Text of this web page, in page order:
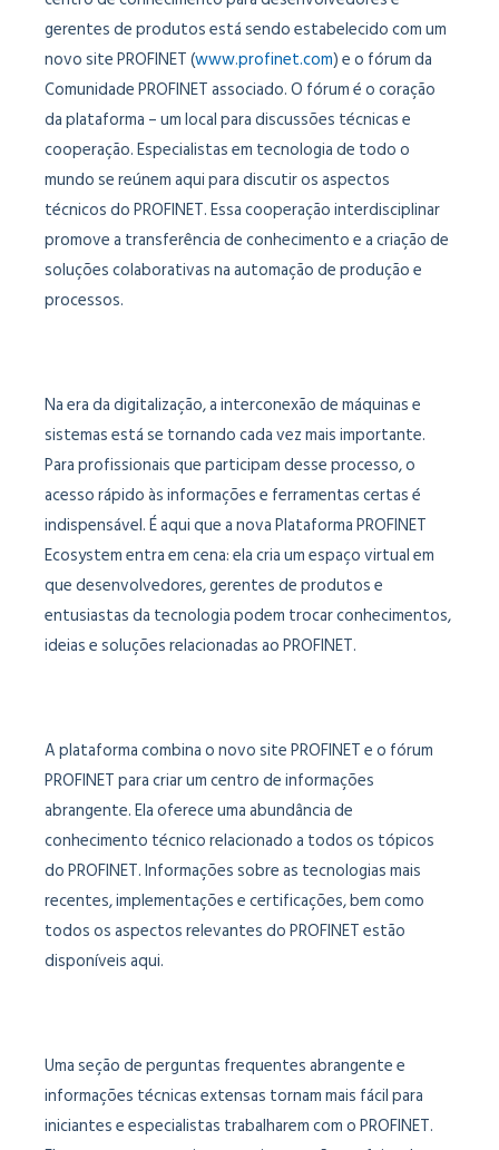
gerentes de produtos está sendo estabelecido com um
novo site PROFINET (www.profinet.com) e o fórum da
Comunidade PROFINET associado. O fórum é o coração
da plataforma – um local para discussões técnicas e
cooperação. Especialistas em tecnologia de todo o
mundo se reúnem aqui para discutir os aspectos
técnicos do PROFINET. Essa cooperação interdisciplinar
promove a transferência de conhecimento e a criação de
soluções colaborativas na automação de produção e
processos.
Na era da digitalização, a interconexão de máquinas e
sistemas está se tornando cada vez mais importante.
Para profissionais que participam desse processo, o
acesso rápido às informações e ferramentas certas é
indispensável. É aqui que a nova Plataforma PROFINET
Ecosystem entra em cena: ela cria um espaço virtual em
que desenvolvedores, gerentes de produtos e
entusiastas da tecnologia podem trocar conhecimentos,
ideias e soluções relacionadas ao PROFINET.
A plataforma combina o novo site PROFINET e o fórum
PROFINET para criar um centro de informações
abrangente. Ela oferece uma abundância de
conhecimento técnico relacionado a todos os tópicos
do PROFINET. Informações sobre as tecnologias mais
recentes, implementações e certificações, bem como
todos os aspectos relevantes do PROFINET estão
disponíveis aqui.
Uma seção de perguntas frequentes abrangente e
informações técnicas extensas tornam mais fácil para
iniciantes e especialistas trabalharem com o PROFINET.